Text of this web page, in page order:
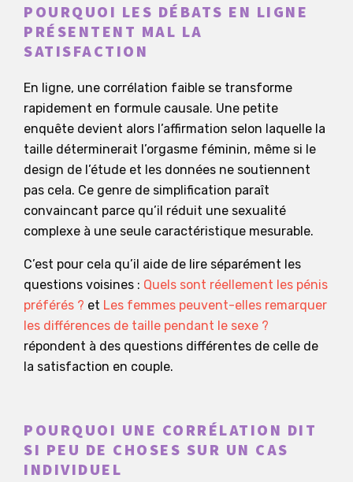
POURQUOI LES DÉBATS EN LIGNE
PRÉSENTENT MAL LA
SATISFACTION
En ligne, une corrélation faible se transforme
rapidement en formule causale. Une petite
enquête devient alors l’affirmation selon laquelle la
taille déterminerait l’orgasme féminin, même si le
design de l’étude et les données ne soutiennent
pas cela. Ce genre de simplification paraît
convaincant parce qu’il réduit une sexualité
complexe à une seule caractéristique mesurable.
C’est pour cela qu’il aide de lire séparément les
questions voisines : Quels sont réellement les pénis
préférés ? et Les femmes peuvent-elles remarquer
les différences de taille pendant le sexe ?
répondent à des questions différentes de celle de
la satisfaction en couple.
POURQUOI UNE CORRÉLATION DIT
SI PEU DE CHOSES SUR UN CAS
INDIVIDUEL